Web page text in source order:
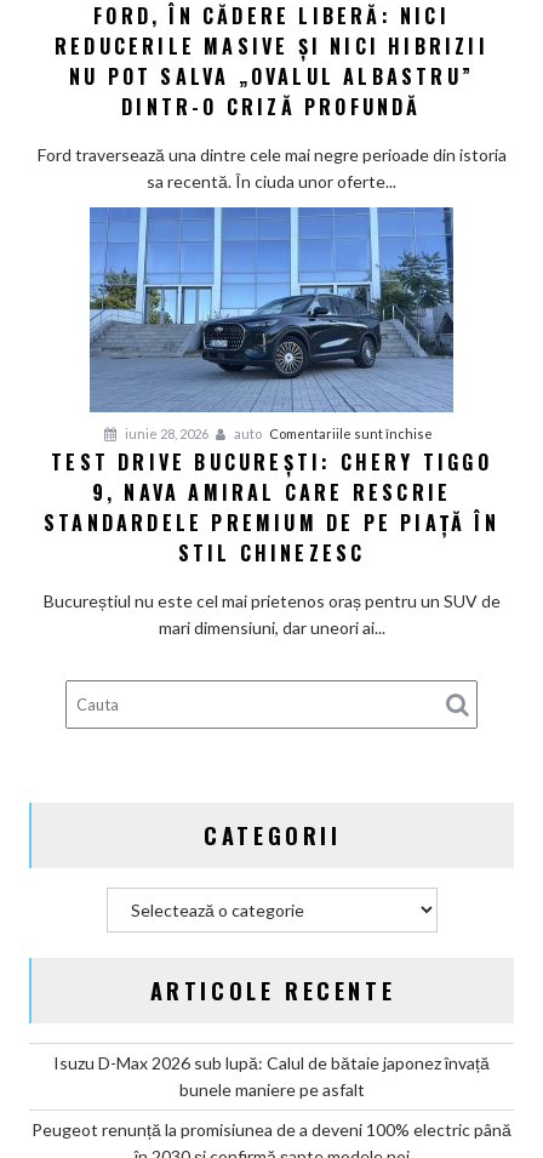
Ford,
în
cădere
reducerile
nici
hibrizii
nu
pot
salva
„Ovalul
Albastru”
dintr-
o
criză
profundă
FORD, ÎN CĂDERE LIBERĂ: NICI
REDUCERILE MASIVE ȘI NICI HIBRIZII
NU POT SALVA „OVALUL ALBASTRU”
DINTR-O CRIZĂ PROFUNDĂ
Ford traversează una dintre cele mai negre perioade din istoria
sa recentă. În ciuda unor oferte...
iunie 28, 2026 auto Comentariile sunt închisepentru
Test
Drive
București:
Chery
rescrie
standardele
stil
chinezesc
TEST DRIVE BUCUREȘTI: CHERY TIGGO
9, NAVA AMIRAL CARE RESCRIE
STANDARDELE PREMIUM DE PE PIAȚĂ ÎN
STIL CHINEZESC
Bucureștiul nu este cel mai prietenos oraș pentru un SUV de
mari dimensiuni, dar uneori ai...
CATEGORII
Categorii
ARTICOLE RECENTE
Isuzu D-Max 2026 sub lupă: Calul de bătaie japonez învață
bunele maniere pe asfalt
Peugeot renunță la promisiunea de a deveni 100% electric până